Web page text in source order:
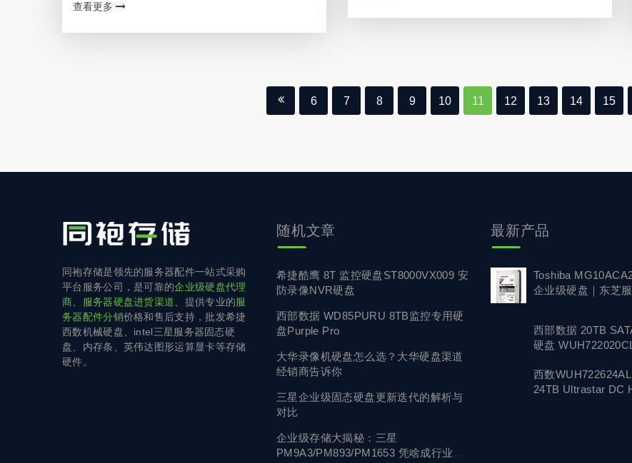
盘购买渠道 数据生成将继续以每年两位数增长，面…
查看更多
6 7 8 9 10 11 12 13 14 15
同袍存储是领先的服务器配件一站式采购
平台服务公司，是可靠的企业级硬盘代理
商
服务器硬盘进货渠道 、提供专业的服
务器配件分销价格和售后支持，批发希捷
西数机械硬盘、intel三星服务器固态硬
盘、内存条、英伟达图形运算显卡等存储
硬件。
随机文章
希捷酷鹰 8T 监控硬盘ST8000VX009 安
防录像NVR硬盘
西部数据 WD85PURU 8TB监控专用硬
盘Purple Pro
大华录像机硬盘怎么选？大华硬盘渠道
经销商告诉你
三星企业级固态硬盘更新迭代的解析与
对比
企业级存储大揭秘：三星
PM9A3/PM893/PM1653 凭啥成行业首
最新产品
Toshiba
企业级硬盘｜东芝
西部数据 20TB
硬盘
西数
24TB Ultrastar DC